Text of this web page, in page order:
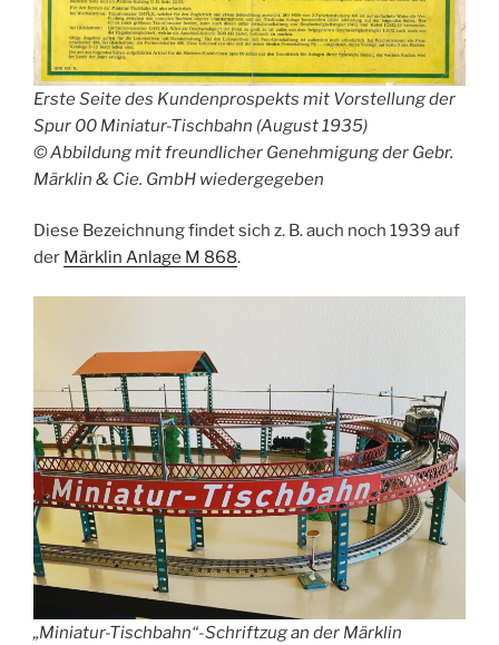
Erste Seite des Kundenprospekts mit Vorstellung der
Spur 00 Miniatur-Tischbahn (August 1935)
© Abbildung mit freundlicher Genehmigung der Gebr.
Märklin & Cie. GmbH wiedergegeben
Diese Bezeichnung findet sich z. B. auch noch 1939 auf
der Märklin Anlage M 868.
„Miniatur-Tischbahn“-Schriftzug an der Märklin